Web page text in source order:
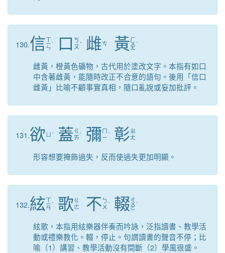
130.信ㄒ
ㄧ
ㄣ
ˋ 口 ㄎ
ㄡˇ 雌ㄘ 黃ㄏ
ㄨ
ㄤ
ˊ
雌黃，橙黃色礦物，古代用於塗改文字。本指有如口
中含著雌黃，能隨時改正不合意的語句。後用「信口
雌黃」比喻不顧事實真相，隨口亂說或妄加批評。
131.欲 ˋ 蓋ㄍ
ㄞˋ 彌 ㄇ
ㄧ ˊ 彰ㄓ
ㄤ
形容想要掩飾過失，反而使過失更加明顯。
132.絃ㄒ
ㄧ
ㄢ
ˊ 歌ㄍ
ㄜ
不 ㄅ
ㄨ ˊ 輟ㄔ
ㄨ
ㄛ
ˋ
絃歌，本指用絃樂器伴奏而吟詠，泛指讀書、教學活
動或禮樂教化。輟，停止。句謂讀書的聲音不停；比
喻（1）講習、教學活動沒有間斷（2）學風很盛。